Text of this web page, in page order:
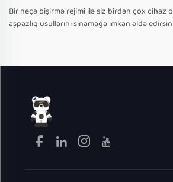
Bir neçə bişirmə rejimi ilə siz birdən çox cihaz
aşpazlıq üsullarını sınamağa imkan əldə